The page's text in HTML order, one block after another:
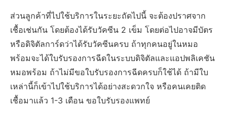
ส่วนลูกค้าที่ไปใช้บริการในระยะถัดไปนี้ จะต้องปราศจาก
เชื้อเช่นกัน โดยต้องได้รับวัคซีน 2 เข็ม โดยต่อไปอาจมีบัตร
หรือดิจิตัลการ์ดว่าได้รับวัคซีนครบ ถ้าทุกคนอยู่ในหมอ
พร้อมจะได้ใบรับรองการฉีดในระบบดิจิตัลและแอปพลิเคชัน
หมอพร้อม ถ้าไม่มีขอใบรับรองการฉีดครบก็ใช้ได้ ถ้ามีใบ
เหล่านี้ก็เข้าไปใช้บริการได้อย่างสะดวกใจ หรือคนเคยติด
เชื้อมาแล้ว 1-3 เดือน ขอใบรับรองแพทย์